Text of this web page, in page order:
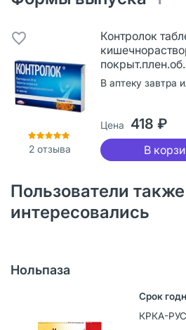
2 отзыва
Контролок
В аптеку завтра
Цена 418 ₽
В
Пользователи также
интересовались
Нольпаза
КРКА-